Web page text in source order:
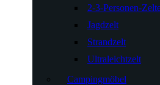
2-3-Personen-
Jagdzelt
Strandzelt
Ultraleichtzelt
Campingmöbel